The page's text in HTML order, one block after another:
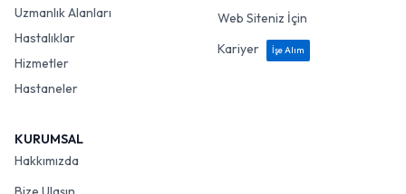
Uzmanlık Alanları
Hastalıklar
Hizmetler
Hastaneler
Web Siteniz İçin
Kariyer
İşe Alım
KURUMSAL
Hakkımızda